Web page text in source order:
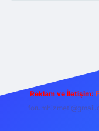
Reklam ve İletişim: